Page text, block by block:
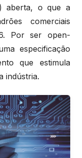
aberta, o que a
comerciais
Por ser open-
especificação
que estimula
indústria.